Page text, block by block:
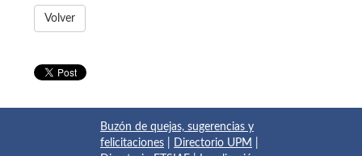
Volver
Buzón de quejas, sugerencias y
felicitaciones
Directorio UPM